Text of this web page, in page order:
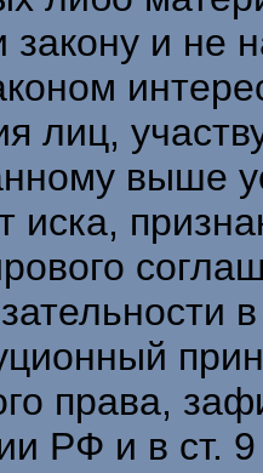
закону и не
лиц,
выше
иска,
права,
РФ и в ст.